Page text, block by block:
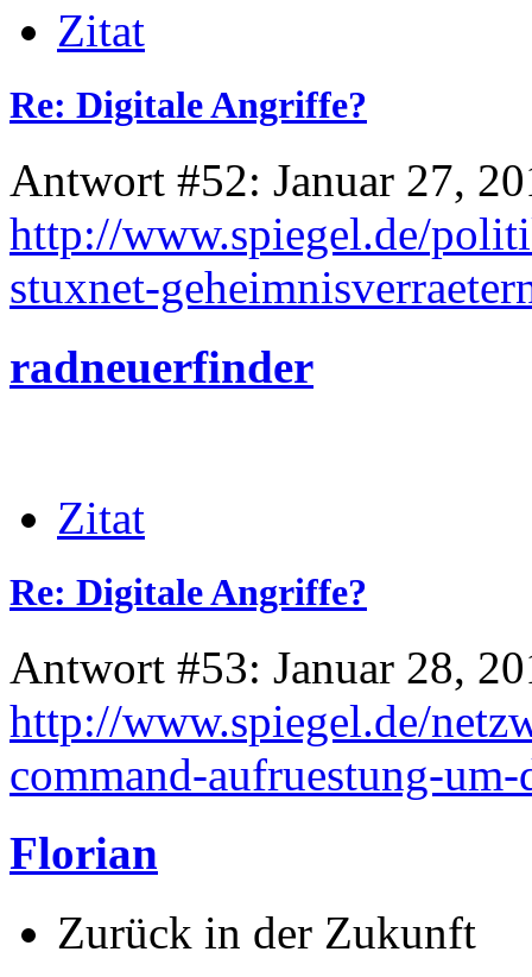
Zitat
Re: Digitale Angriffe?
Antwort #52: Januar 27,
http://www.spiegel.de/
stuxnet-
radneuerfinder
Zitat
Re: Digitale Angriffe?
Antwort #53: Januar 28,
http://www.spiegel.de/
command-aufruestung-
Florian
Zurück in der Zukunft